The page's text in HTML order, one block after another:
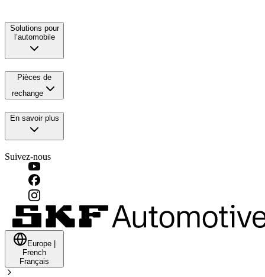
Solutions pour
l’automobile
Pièces de
rechange
En savoir plus
Suivez-nous
Europe
French
Français